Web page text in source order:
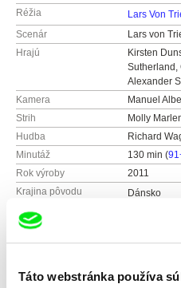
Táto webstránka používa
Réžia
Lars Von
Scenár
Lars von
Hrajú
Kirsten
Sutherland,
Alexander
Kamera
Manuel
Strih
Molly
Hudba
Richard
Minutáž
130 min (
Rok výroby
2011
Krajina pôvodu
Dánsko
Farebný